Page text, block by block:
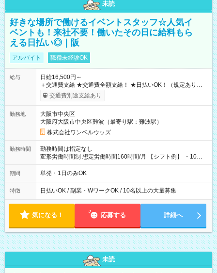
未読
好きな場所で働けるイベントスタッフ☆人気イ
ベントも！来社不要！働いたその日に給料もら
える日払い◎｜阪
アルバイト 職種未経験OK
給与
日給16,500円～
＋交通費支給 ★交通費全額支給！ ★日払いOK！（規定あり） ┗
働いたその日に現金GET♪ お仕事後はコンビニATMから 日払
交通費別途支給あり
勤務地
大阪市中央区
大阪府大阪市中央区難波（最寄り駅：難波駅）
株式会社ワンベルウッズ
勤務時間
勤務時間は指定なし
変形労働時間制 想定労働時間160時間/月 【シフト例】 ・10：
00～20：00
期間 単発・1日のみOK
特徴 日払いOK / 副業・WワークOK / 10名以上の大量募集
気になる！ 応募する 詳細へ
未読